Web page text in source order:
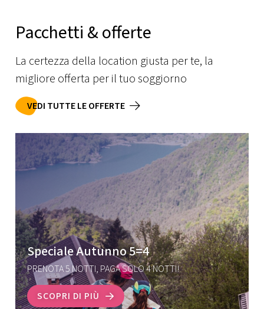
Pacchetti & offerte
La certezza della location giusta per te, la
migliore offerta per il tuo soggiorno
VEDI TUTTE LE OFFERTE
Speciale Autunno 5=4
PRENOTA 5 NOTTI, PAGA SOLO 4 NOTTI!
SCOPRI DI PIÙ